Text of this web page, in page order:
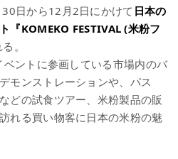
日から12月2日にかけて 日本の
『KOMEKO FESTIVAL (米粉フ
。
ントに参画している市場内のバ
モンストレーションや、パス
どの試食ツアー、米粉製品の販
れる買い物客に日本の米粉の魅